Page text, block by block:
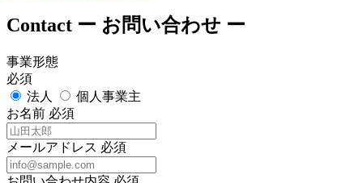
Contact ー お問い合わせ ー
事業形態
必須
法人
個人事業主
お名前 必須
メールアドレス 必須